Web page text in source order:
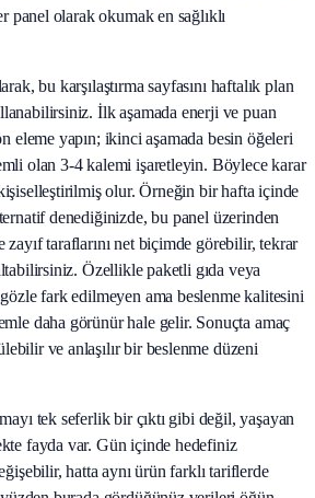
panel olarak okumak en sağlıklı
bu karşılaştırma sayfasını haftalık plan
İlk aşamada enerji ve puan
eleme yapın; ikinci aşamada besin öğeleri
olan 3-4 kalemi işaretleyin. Böylece karar
olur. Örneğin bir hafta içinde
denediğinizde, bu panel üzerinden
taraflarını net biçimde görebilir, tekrar
Özellikle paketli gıda veya
fark edilmeyen ama beslenme kalitesini
daha görünür hale gelir. Sonuçta amaç
ve anlaşılır bir beslenme düzeni
tek seferlik bir çıktı gibi değil, yaşayan
fayda var. Gün içinde hedefiniz
hatta aynı ürün farklı tariflerde